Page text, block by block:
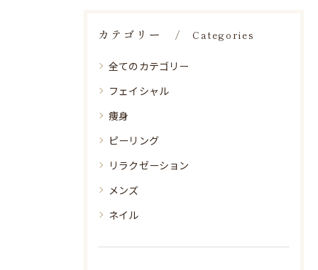
カテゴリー Categories
全てのカテゴリー
フェイシャル
痩身
ピーリング
リラクゼーション
メンズ
ネイル